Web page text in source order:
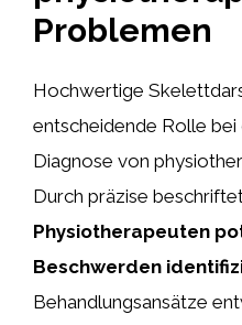
Problemen
Hochwertige
entscheidende Rolle
Diagnose von
Durch präzise
Physiotherapeuten
Beschwerden
Behandlungsansätze